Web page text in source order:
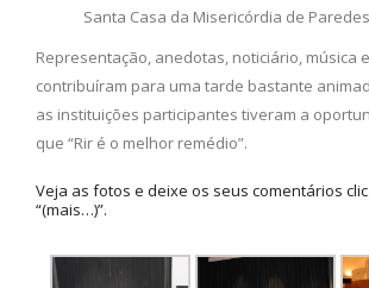
Santa Casa da Misericórdia de
Representação, anedotas, noticiário, música
contribuíram para uma tarde bastante
as instituições participantes tiveram a
que “Rir é o melhor remédio”.
Veja as fotos e deixe os seus comentários
“(mais…)”.